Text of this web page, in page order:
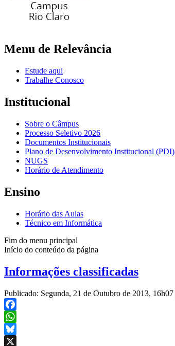
Menu de Relevância
Estude aqui
Trabalhe Conosco
Institucional
Sobre o Câmpus
Processo Seletivo 2026
Documentos Institucionais
Plano de Desenvolvimento Institucional (PDI)
NUGS
Horário de Atendimento
Ensino
Horário das Aulas
Técnico em Informática
Fim do menu principal
Início do conteúdo da página
Informações classificadas
Publicado: Segunda, 21 de Outubro de 2013, 16h07
Facebook
WhatsApp
Bluesky